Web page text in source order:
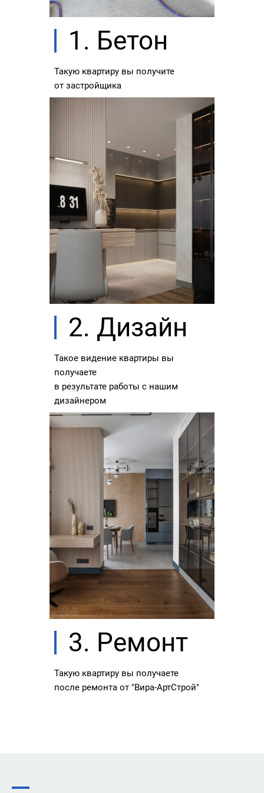
1. Бетон
Такую квартиру вы получите
от застройщика
2. Дизайн
Такое видение квартиры вы
получаете
в результате работы с нашим
дизайнером
3. Ремонт
Такую квартиру вы получаете
после ремонта от "Вира-АртСтрой"